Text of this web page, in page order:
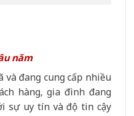
năm
và đang cung cấp nhiều
hàng, gia đình đang
sự uy tín và độ tin cậy